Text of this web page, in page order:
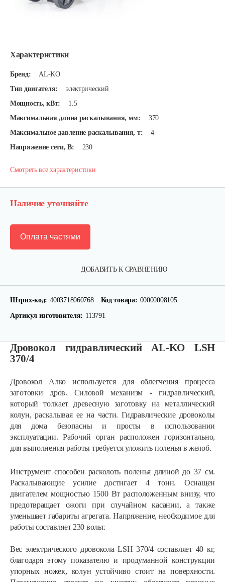
Характеристики
Бренд:
AL-KO
Тип двигателя:
электрический
Мощность, кВт:
1.5
Максимальная длина раскалывания, мм:
370
Максимальное давление раскалывания, т:
4
Напряжение сети, В:
230
Смотреть все характеристики
Наличие уточняйте
ДОБАВИТЬ К СРАВНЕНИЮ
Оплата частями
Штрих-код: 4003718060768 Код товара: 00000008105
Артикул изготовителя: 113791
Дровокол гидравлический AL-KO LSH
370/4
Дровокол Алко используется для облегчения процесса
заготовки дров. Силовой механизм - гидравлический,
который толкает древесную заготовку на металлический
колун, раскалывая ее на части. Гидравлические дровоколы
для дома безопасны и просты в использовании
эксплуатации. Рабочий орган расположен горизонтально,
для выполнения работы требуется уложить поленья в желоб.
Инструмент способен расколоть поленья длиной до 37 см.
Раскалывающие усилие достигает 4 тонн. Оснащен
двигателем мощностью 1500 Вт расположенным внизу, что
предотвращает ожоги при случайном касании, а также
уменьшает габариты агрегата. Напряжение, необходимое для
работы составляет 230 вольт.
Вес электрического дровокола LSH 370/4 составляет 40 кг,
благодаря этому показателю и продуманной конструкции
упорных ножек, колун устойчиво стоит на поверхности.